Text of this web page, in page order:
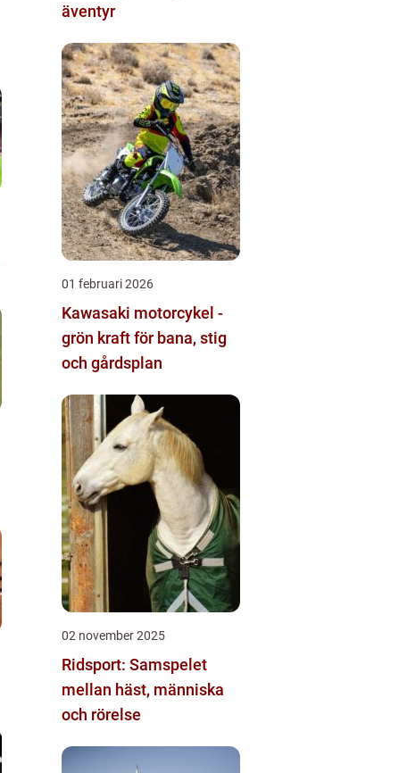
äventyr
01 februari 2026
Kawasaki motorcykel -
grön kraft för bana, stig
och gårdsplan
02 november 2025
Ridsport: Samspelet
mellan häst, människa
och rörelse